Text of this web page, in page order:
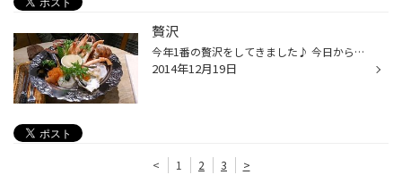
贅沢
今年1番の贅沢をしてきました♪ 今日からは節約生活
2014年12月19日
< 1 2 3 >